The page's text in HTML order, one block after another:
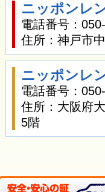
ニッポンレ
電話番号：
住所：神戸市
ニッポンレ
電話番号：
住所：大阪府
5階